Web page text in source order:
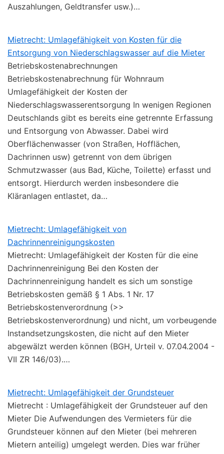
Auszahlungen, Geldtransfer usw.)…
Mietrecht: Umlagefähigkeit von Kosten für die
Entsorgung von Niederschlagswasser auf die Mieter
Betriebskostenabrechnungen
Betriebskostenabrechnung für Wohnraum
Umlagefähigkeit der Kosten der
Niederschlagswasserentsorgung In wenigen Regionen
Deutschlands gibt es bereits eine getrennte Erfassung
und Entsorgung von Abwasser. Dabei wird
Oberflächenwasser (von Straßen, Hofflächen,
Dachrinnen usw) getrennt von dem übrigen
Schmutzwasser (aus Bad, Küche, Toilette) erfasst und
entsorgt. Hierdurch werden insbesondere die
Kläranlagen entlastet, da…
Mietrecht: Umlagefähigkeit von
Dachrinnenreinigungskosten
Mietrecht: Umlagefähigkeit der Kosten für die eine
Dachrinnenreinigung Bei den Kosten der
Dachrinnenreinigung handelt es sich um sonstige
Betriebskosten gemäß § 1 Abs. 1 Nr. 17
Betriebskostenverordnung (>>
Betriebskostenverordnung) und nicht, um vorbeugende
Instandsetzungskosten, die nicht auf den Mieter
abgewälzt werden können (BGH, Urteil v. 07.04.2004 -
VII ZR 146/03).…
Mietrecht: Umlagefähigkeit der Grundsteuer
Mietrecht : Umlagefähigkeit der Grundsteuer auf den
Mieter Die Aufwendungen des Vermieters für die
Grundsteuer können auf den Mieter (bei mehreren
Mietern anteilig) umgelegt werden. Dies war früher